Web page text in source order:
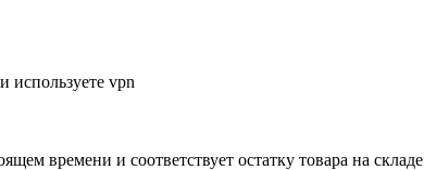
используете vpn
времени и соответствует остатку товара на складе